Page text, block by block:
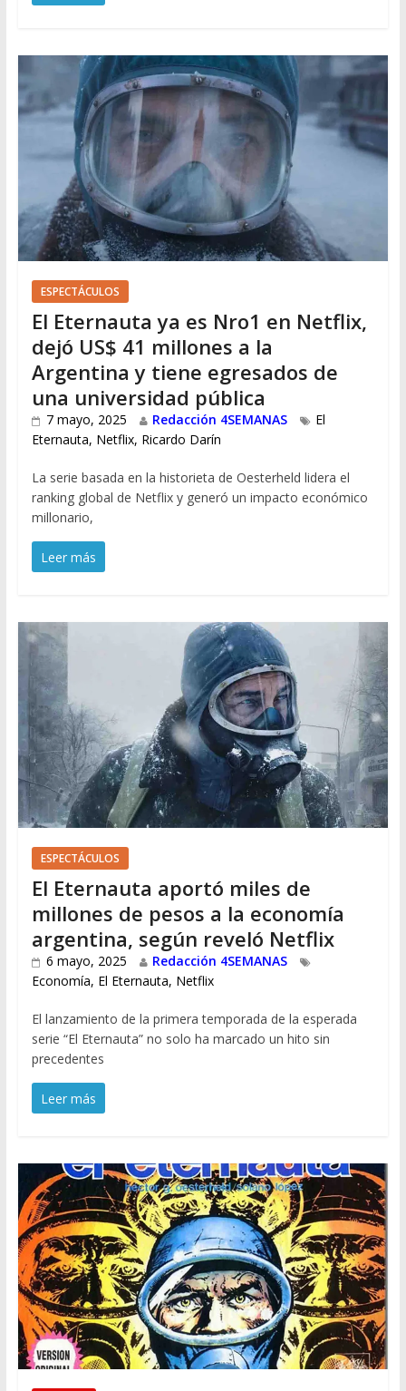
ESPECTÁCULOS
El Eternauta ya es Nro1 en Netflix,
dejó US$ 41 millones a la
Argentina y tiene egresados de
una universidad pública
7 mayo, 2025 Redacción 4SEMANAS
El
Eternauta, Netflix, Ricardo Darín
La serie basada en la historieta de Oesterheld lidera el
ranking global de Netflix y generó un impacto económico
millonario,
Leer más
ESPECTÁCULOS
El Eternauta aportó miles de
millones de pesos a la economía
argentina, según reveló Netflix
6 mayo, 2025
Redacción 4SEMANAS
Economía, El Eternauta, Netflix
El lanzamiento de la primera temporada de la esperada
serie “El Eternauta” no solo ha marcado un hito sin
precedentes
Leer más